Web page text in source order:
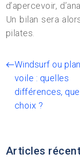
d’apercevoir,
Un bilan sera
pilates.
Windsurf ou
voile : quelles
différences, quel
choix ?
Articles